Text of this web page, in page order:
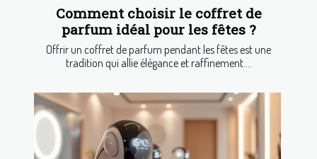
Comment choisir le coffret de
parfum idéal pour les fêtes ?
Offrir un coffret de parfum pendant les fêtes est une
tradition qui allie élégance et raffinement....